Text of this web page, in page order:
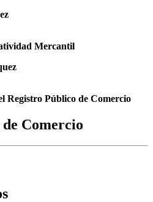
Mercantil
Registro Público de Comercio
Comercio